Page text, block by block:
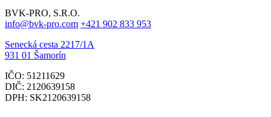
BVK-PRO, S.R.O.
info@bvk-pro.com +421 902 833 953
Senecká cesta 2217/1A
931 01 Šamorín
IČO: 51211629
DIČ: 2120639158
DPH: SK2120639158